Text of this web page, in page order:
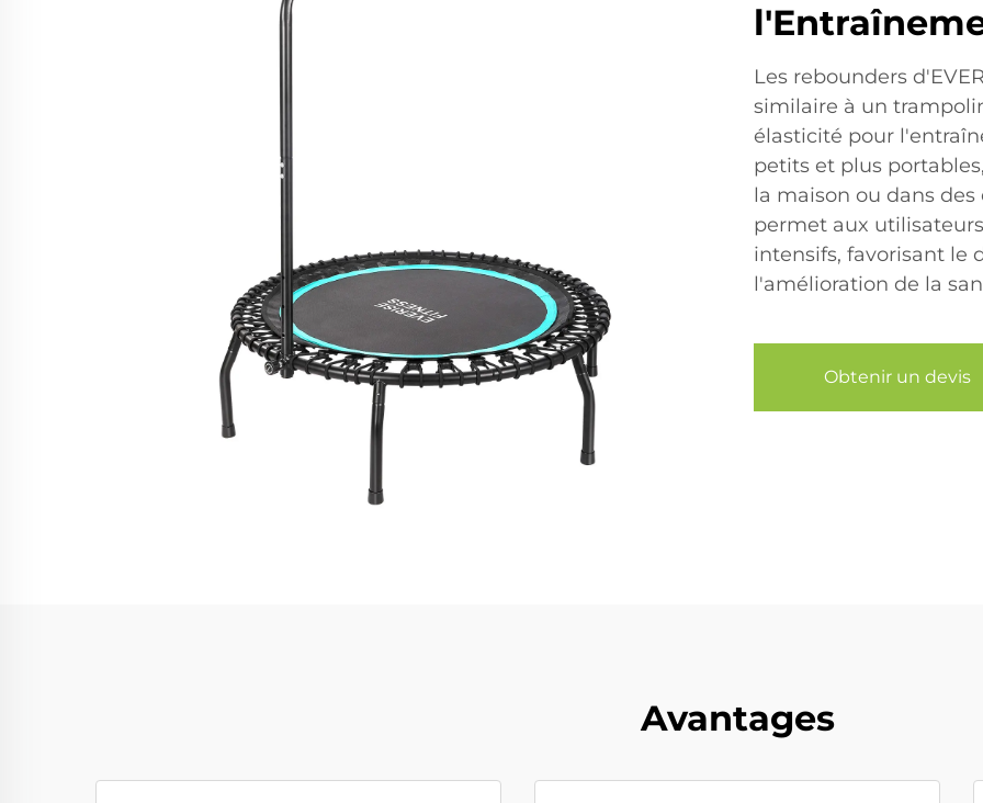
Les rebounders
similaire à un
élasticité pour
petits et plus
la maison ou dans
permet aux
intensifs, favorisant le
l'amélioration de la
Obtenir un devis
Avantages